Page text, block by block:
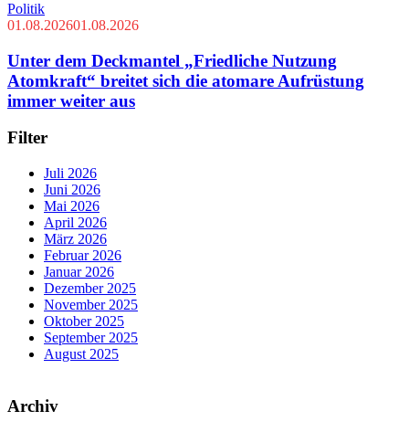
Politik
01.08.202601.08.2026
Unter dem Deckmantel „Friedliche Nutzung
Atomkraft“ breitet sich die atomare Aufrüstung
immer weiter aus
Filter
Juli 2026
Juni 2026
Mai 2026
April 2026
März 2026
Februar 2026
Januar 2026
Dezember 2025
November 2025
Oktober 2025
September 2025
August 2025
Archiv